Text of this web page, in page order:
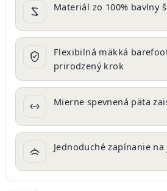
Materiál zo 100% bavlny
Flexibilná mäkká
prirodzený krok
Mierne spevnená päta
Jednoduché zapínanie